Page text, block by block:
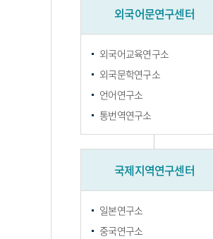
외국어문연구센터
외국어교육연구소
외국문학연구소
언어연구소
통번역연구소
국제지역연구센터
일본연구소
중국연구소